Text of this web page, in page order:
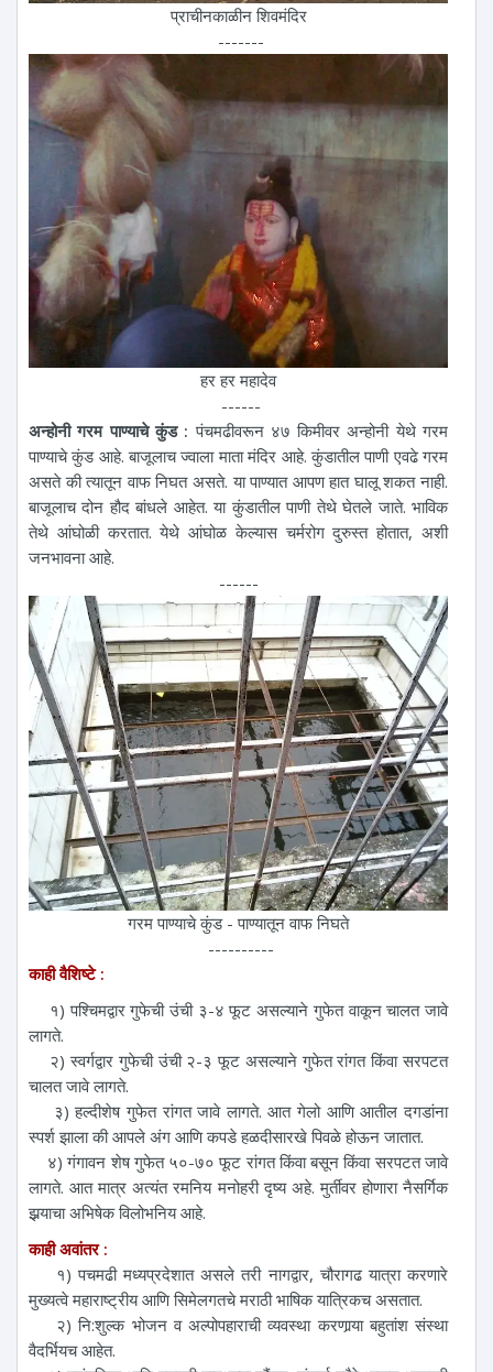
प्राचीनकाळीन शिवमंदिर
-------
हर हर महादेव
------
अन्होनी गरम पाण्याचे कुंड : पंचमढीवरून ४७ किमीवर अन्होनी येथे गरम
पाण्याचे कुंड आहे. बाजूलाच ज्वाला माता मंदिर आहे. कुंडातील पाणी एवढे गरम
असते की त्यातून वाफ निघत असते. या पाण्यात आपण हात घालू शकत नाही.
बाजूलाच दोन हौद बांधले आहेत. या कुंडातील पाणी तेथे घेतले जाते. भाविक
तेथे आंघोळी करतात. येथे आंघोळ केल्यास चर्मरोग दुरुस्त होतात, अशी
जनभावना आहे.
------
गरम पाण्याचे कुंड - पाण्यातून वाफ निघते
----------
काही वैशिष्टे :
१) पश्चिमद्वार गुफेची उंची ३-४ फूट असल्याने गुफेत वाकून चालत जावे
लागते.
२) स्वर्गद्वार गुफेची उंची २-३ फूट असल्याने गुफेत रांगत किंवा सरपटत
चालत जावे लागते.
३) हल्दीशेष गुफेत रांगत जावे लागते. आत गेलो आणि आतील दगडांना
स्पर्श झाला की आपले अंग आणि कपडे हळदीसारखे पिवळे होऊन जातात.
४) गंगावन शेष गुफेत ५०-७० फूट रांगत किंवा बसून किंवा सरपटत जावे
लागते. आत मात्र अत्यंत रमनिय मनोहरी दृष्य अहे. मुर्तीवर होणारा नैसर्गिक
झर्‍याचा अभिषेक विलोभनिय आहे.
काही अवांतर :
१) पचमढी मध्यप्रदेशात असले तरी नागद्वार, चौरागढ यात्रा करणारे
मुख्यत्वे महाराष्ट्रीय आणि सिमेलगतचे मराठी भाषिक यात्रिकच असतात.
२) नि:शुल्क भोजन व अल्पोपहाराची व्यवस्था करणार्‍या बहुतांश संस्था
वैदर्भियच आहेत.